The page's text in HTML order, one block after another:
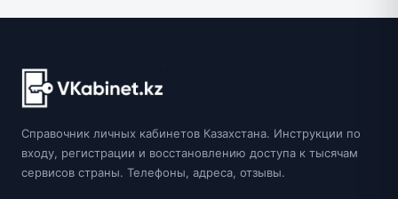
Справочник личных кабинетов Казахстана. Инструкции по
входу, регистрации и восстановлению доступа к тысячам
сервисов страны. Телефоны, адреса, отзывы.